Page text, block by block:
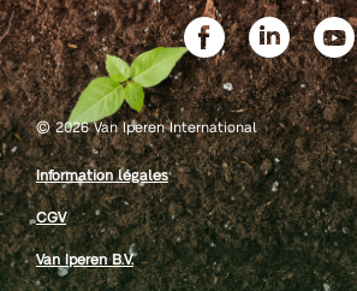
©2026 Van Iperen International
Information légales
CGV
Van Iperen B.V.